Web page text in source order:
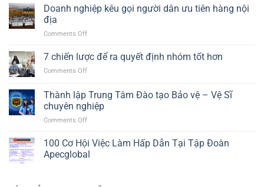
nghiệp
ngoại
dụng
thế
Việt
Nam
Doanh nghiệp kêu gọi người dân ưu tiên hàng nội
địa
Comments Offon
nghiệp
kêu
dân
ưu
tiên
địa
7 chiến lược để ra quyết định nhóm tốt hơn
Comments Offon
chiến
lược
để
ra
định
nhóm
tốt
Thành lập Trung Tâm Đào tạo Bảo vệ – Vệ Sĩ
chuyên nghiệp
Comments Offon
lập
Trung
Tâm
100 Cơ Hội Việc Làm Hấp Dẫn Tại Tập Đoàn
Apecglobal